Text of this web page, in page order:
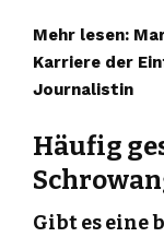
Mehr lesen:
Karriere der
Journalistin
Häufig
Gibt es eine